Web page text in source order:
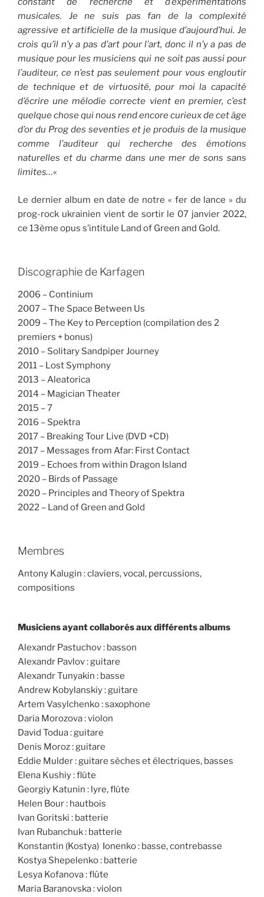
musicales. Je ne suis pas fan de la complexité
agressive et artificielle de la musique d’aujourd’hui. Je
crois qu’il n’y a pas d’art pour l’art, donc il n’y a pas de
musique pour les musiciens qui ne soit pas aussi pour
l’auditeur, ce n’est pas seulement pour vous engloutir
de technique et de virtuosité, pour moi la capacité
d’écrire une mélodie correcte vient en premier, c’est
quelque chose qui nous rend encore curieux de cet âge
d’or du Prog des seventies et je produis de la musique
comme l’auditeur qui recherche des émotions
naturelles et du charme dans une mer de sons sans
limites…«
Le dernier album en date de notre « fer de lance » du
prog-rock ukrainien vient de sortir le 07 janvier 2022,
ce 13ème opus s’intitule Land of Green and Gold.
Discographie de Karfagen
2006 – Continium
2007 – The Space Between Us
2009 – The Key to Perception (compilation des 2
premiers + bonus)
2010 – Solitary Sandpiper Journey
2011 – Lost Symphony
2013 – Aleatorica
2014 – Magician Theater
2015 – 7
2016 – Spektra
2017 – Breaking Tour Live (DVD +CD)
2017 – Messages from Afar: First Contact
2019 – Echoes from within Dragon Island
2020 – Birds of Passage
2020 – Principles and Theory of Spektra
2022 – Land of Green and Gold
Membres
Antony Kalugin : claviers, vocal, percussions,
compositions
Musiciens ayant collaborés aux différents albums
Alexandr Pastuchov : basson
Alexandr Pavlov : guitare
Alexandr Tunyakin : basse
Andrew Kobylanskiy : guitare
Artem Vasylchenko : saxophone
Daria Morozova : violon
David Todua : guitare
Denis Moroz : guitare
Eddie Mulder : guitare sèches et électriques, basses
Elena Kushiy : flûte
Georgiy Katunin : lyre, flûte
Helen Bour : hautbois
Ivan Goritski : batterie
Ivan Rubanchuk : batterie
Konstantin (Kostya) Ionenko : basse, contrebasse
Kostya Shepelenko : batterie
Lesya Kofanova : flûte
Maria Baranovska : violon